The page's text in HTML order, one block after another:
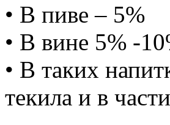
• В пиве – 5%
• В вине 5% -
• В таких
текила и в